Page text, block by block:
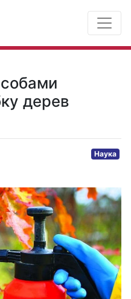
дерев
Наука